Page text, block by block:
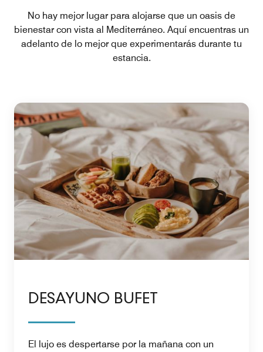
No hay mejor lugar para alojarse que un oasis de
bienestar con vista al Mediterráneo. Aquí encuentras un
adelanto de lo mejor que experimentarás durante tu
estancia.
DESAYUNO BUFET
El lujo es despertarse por la mañana con un